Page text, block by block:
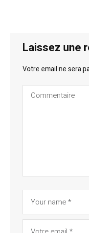
Laissez une
Votre email ne sera